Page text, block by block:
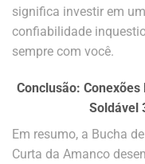
significa investir em
confiabilidade
sempre com você.
Conclusão:
Soldável
Em resumo, a Bucha
Curta da Amanco